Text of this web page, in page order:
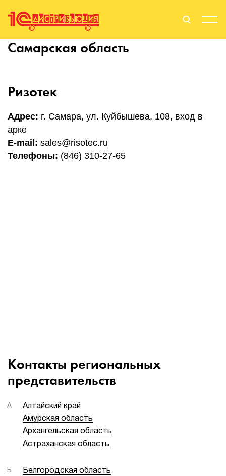
Поиск
О нас
Вендоры
Самарская область
Ризотек
Адрес: г. Самара, ул. Куйбышева, 108, вход в
арке
E-mail: sales@risotec.ru
Телефоны: (846) 310-27-65
Контакты региональных
представительств
А
Алтайский край
Амурская область
Архангельская область
Астраханская область
Б
Белгородская область